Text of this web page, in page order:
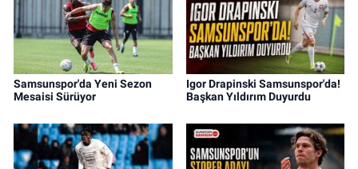
Samsunspor'da Yeni Sezon
Mesaisi Sürüyor
Igor Drapinski Samsunspor'da!
Başkan Yıldırım Duyurdu